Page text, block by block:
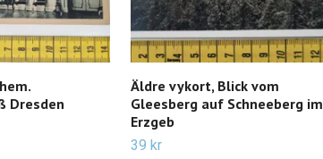
Dresden
Äldre vykort, Blick vom
Gleesberg auf Schneeberg im
Erzgeb
39 kr